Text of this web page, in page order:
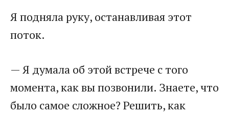
Я подняла руку, останавливая этот
поток.
— Я думала об этой встрече с того
момента, как вы позвонили. Знаете, что
было самое сложное? Решить, как